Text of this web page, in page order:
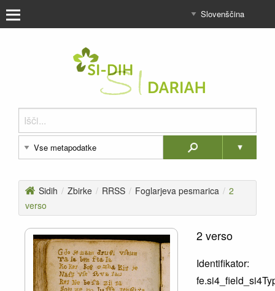
Sidih / Zbirke / RRSS / Foglarjeva pesmarica / 2
verso
2 verso
Identifikator: